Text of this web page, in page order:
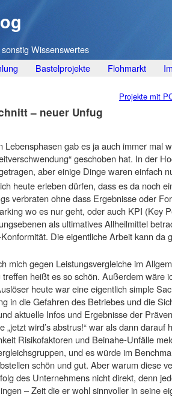
Wissenswertes
Bastelprojekte Flohmarkt
Projekte mit
– neuer Unfug
Lebensphasen gab es ja auch immer mal
geschoben hat. In der
aber einige Dinge waren einfach
heute erleben dürfen, dass es da noch
verbraten ohne dass Ergebnisse oder
wo es nur geht, oder auch KPI (Key
als ultimatives Allheilmittel
Die eigentliche Arbeit kann da
mich gegen Leistungsvergleiche im
heißt es so schön. Außerdem wäre
heute war eine eigentlich simple
in die Gefahren des Betriebes und die
aktuelle Infos und Ergebnisse der
„jetzt wird’s abstrus!“ war als dann
Risikofaktoren und Beinahe-Unfälle
und es würde im
schön und gut. Aber warum diese
des Unternehmens nicht direkt, denn
– Zeit die er wohl sinnvoller in seine